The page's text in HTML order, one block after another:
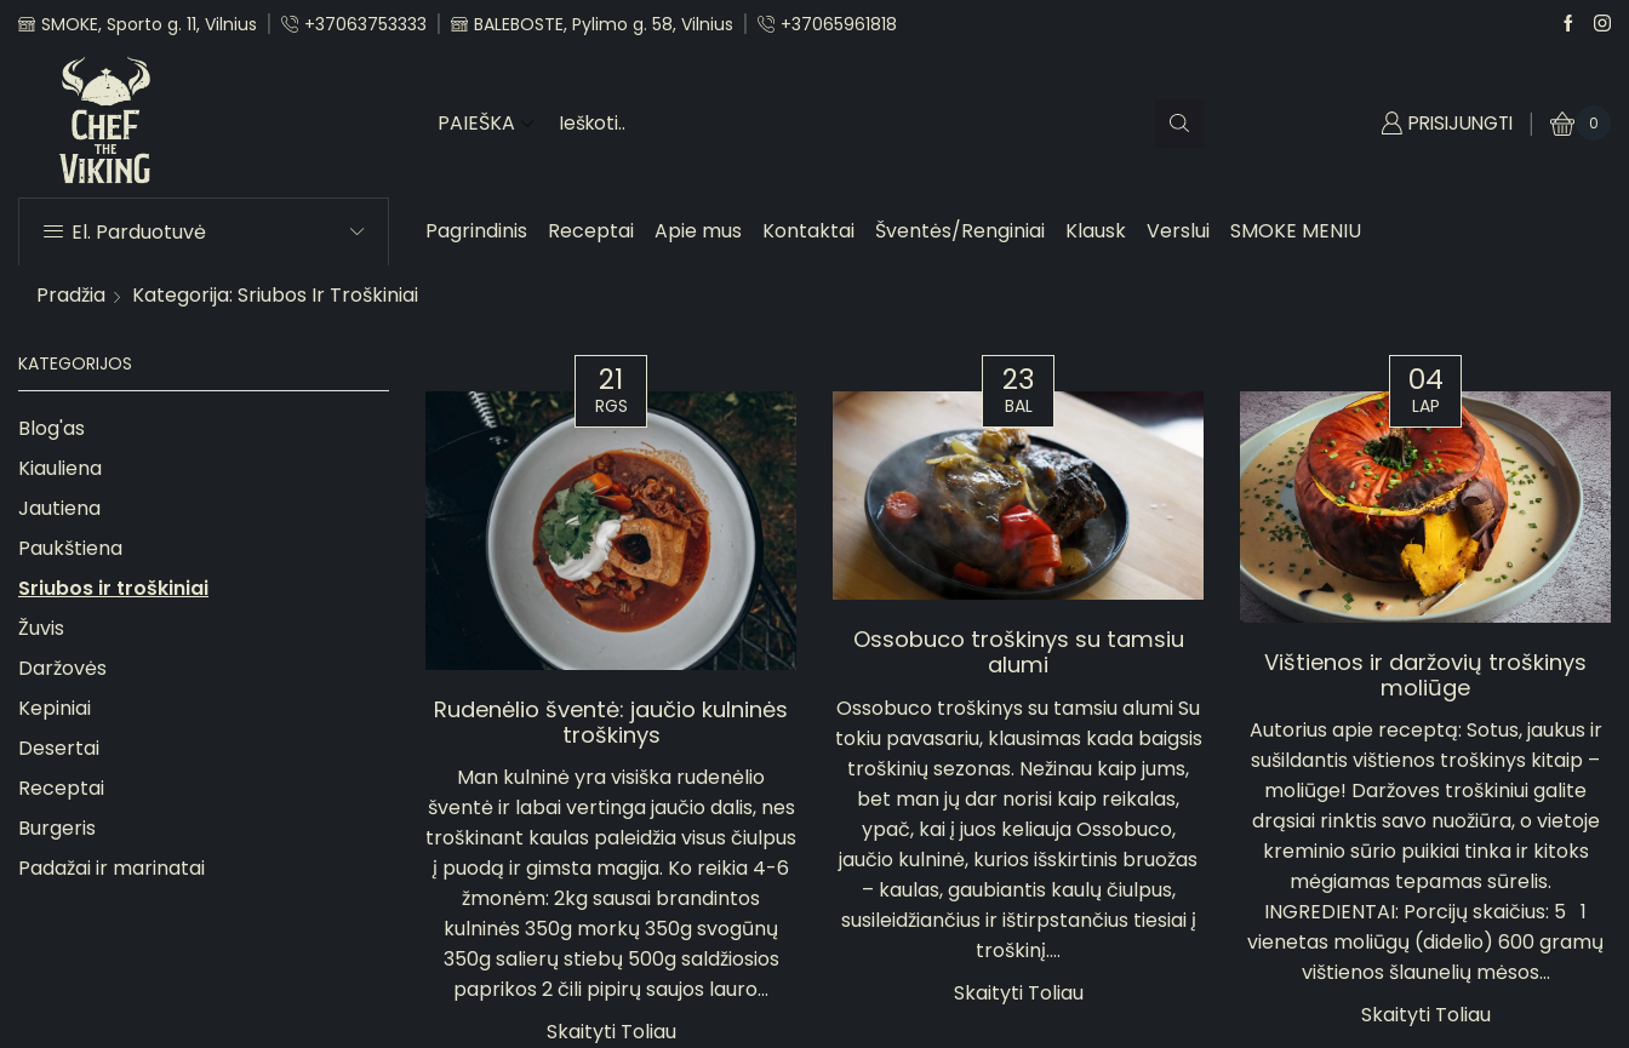
SMOKE, Sporto g. 11, Vilnius +37063753333 BALEBOSTE, Pylimo g. 58, Vilnius +37065961818
PAIEŠKA PRISIJUNGTI 0
El. Parduotuvė Pagrindinis Receptai Apie mus Kontaktai Šventės/Renginiai Klausk Verslui SMOKE MENIU
Pradžia Kategorija: Sriubos Ir Troškiniai
21
RGS
Rudenėlio šventė: jaučio kulninės
troškinys
Man kulninė yra visiška rudenėlio
šventė ir labai vertinga jaučio dalis, nes
troškinant kaulas paleidžia visus čiulpus
į puodą ir gimsta magija. Ko reikia 4-6
žmonėm: 2kg sausai brandintos
kulninės 350g morkų 350g svogūnų
350g salierų stiebų 500g saldžiosios
paprikos 2 čili pipirų saujos lauro...
Skaityti Toliau
23
BAL
Ossobuco troškinys su tamsiu
alumi
Ossobuco troškinys su tamsiu alumi Su
tokiu pavasariu, klausimas kada baigsis
troškinių sezonas. Nežinau kaip jums,
bet man jų dar norisi kaip reikalas,
ypač, kai į juos keliauja Ossobuco,
jaučio kulninė, kurios išskirtinis bruožas
– kaulas, gaubiantis kaulų čiulpus,
susileidžiančius ir ištirpstančius tiesiai į
troškinį....
Skaityti Toliau
04
LAP
Vištienos ir daržovių troškinys
moliūge
Autorius apie receptą: Sotus, jaukus ir
sušildantis vištienos troškinys kitaip –
moliūge! Daržoves troškiniui galite
drąsiai rinktis savo nuožiūra, o vietoje
kreminio sūrio puikiai tinka ir kitoks
mėgiamas tepamas sūrelis.
INGREDIENTAI: Porcijų skaičius: 5 1
vienetas moliūgų (didelio) 600 gramų
vištienos šlaunelių mėsos...
Skaityti Toliau
KATEGORIJOS
Blog'as
Kiauliena
Jautiena
Paukštiena
Sriubos ir troškiniai
Žuvis
Daržovės
Kepiniai
Desertai
Receptai
Burgeris
Padažai ir marinatai